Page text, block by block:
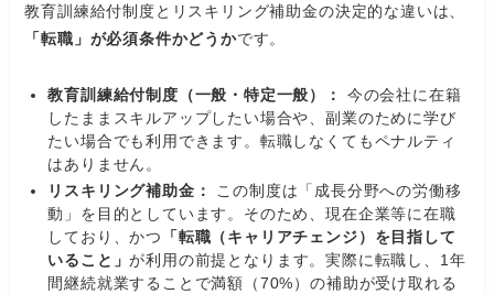
教育訓練給付制度とリスキリング補助金の決定的な違いは、
「転職」が必須条件かどうかです。
教育訓練給付制度（一般・特定一般）：
今の会社に在籍
したままスキルアップしたい場合や、副業のために学び
たい場合でも利用できます。転職しなくてもペナルティ
はありません。
リスキリング補助金：
この制度は「成長分野への労働移
動」を目的としています。そのため、現在企業等に在職
しており、かつ
「転職（キャリアチェンジ）を目指して
いること」が利用の前提となります。実際に転職し、1年
間継続就業することで満額（70%）の補助が受け取れる